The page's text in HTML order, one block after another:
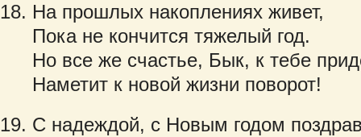
На прошлых накоплениях живет,
Пока не кончится тяжелый год.
Но все же счастье, Бык, к тебе
Наметит к новой жизни поворот!
С надеждой, с Новым годом